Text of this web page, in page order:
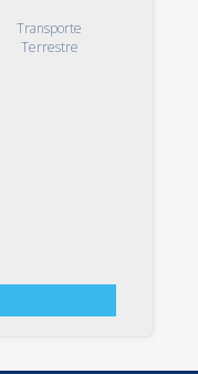
Transporte
Terrestre